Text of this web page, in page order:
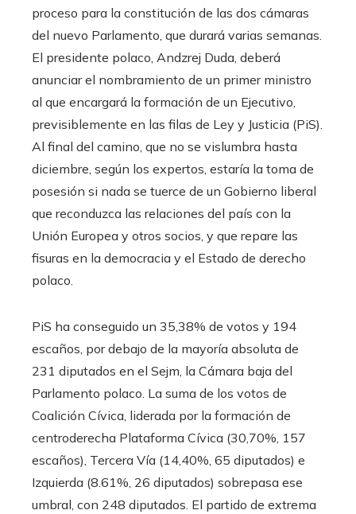
proceso para la constitución de las dos cámaras
del nuevo Parlamento, que durará varias semanas.
El presidente polaco, Andzrej Duda, deberá
anunciar el nombramiento de un primer ministro
al que encargará la formación de un Ejecutivo,
previsiblemente en las filas de Ley y Justicia (PiS).
Al final del camino, que no se vislumbra hasta
diciembre, según los expertos, estaría la toma de
posesión si nada se tuerce de un Gobierno liberal
que reconduzca las relaciones del país con la
Unión Europea y otros socios, y que repare las
fisuras en la democracia y el Estado de derecho
polaco.
PiS ha conseguido un 35,38% de votos y 194
escaños, por debajo de la mayoría absoluta de
231 diputados en el Sejm, la Cámara baja del
Parlamento polaco. La suma de los votos de
Coalición Cívica, liderada por la formación de
centroderecha Plataforma Cívica (30,70%, 157
escaños), Tercera Vía (14,40%, 65 diputados) e
Izquierda (8.61%, 26 diputados) sobrepasa ese
umbral, con 248 diputados. El partido de extrema